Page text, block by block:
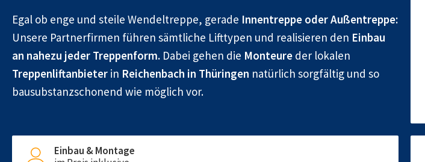
Egal ob enge und steile Wendeltreppe, gerade Innentreppe oder Außentreppe:
Unsere Partnerfirmen führen sämtliche Lifttypen und realisieren den Einbau
an nahezu jeder Treppenform. Dabei gehen die Monteure der lokalen
Treppenliftanbieter in Reichenbach in Thüringen natürlich sorgfältig und so
bausubstanzschonend wie möglich vor.
Einbau & Montage